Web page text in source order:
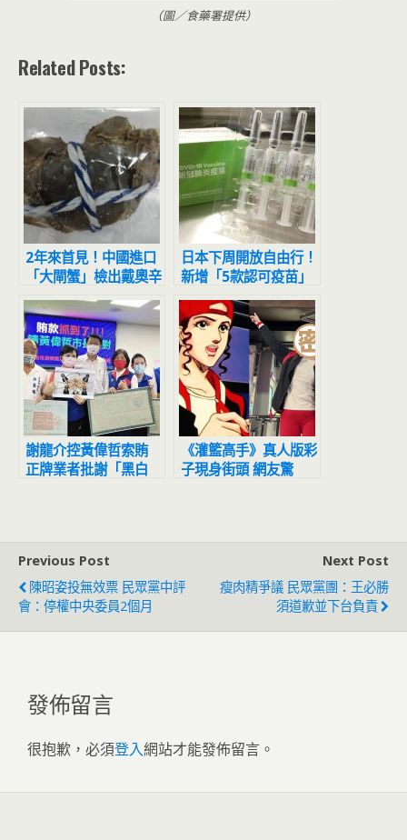
（圖／食藥署提供）
Related Posts:
2年來首見！中國進口
「大閘蟹」檢出戴奧辛
6400公斤活蟹變毒蟹
日本下周開放自由行！
新增「5款認可疫苗」
名單仍未見高端
謝龍介控黃偉哲索賄
正牌業者批謝「黑白
《灌籃高手》真人版彩
子現身街頭 網友驚
Previous Post
陳昭姿投無效票 民眾黨中評
會：停權中央委員2個月
Next Post
瘦肉精爭議 民眾黨團：王必勝
須道歉並下台負責
發佈留言
很抱歉，必須登入網站才能發佈留言。